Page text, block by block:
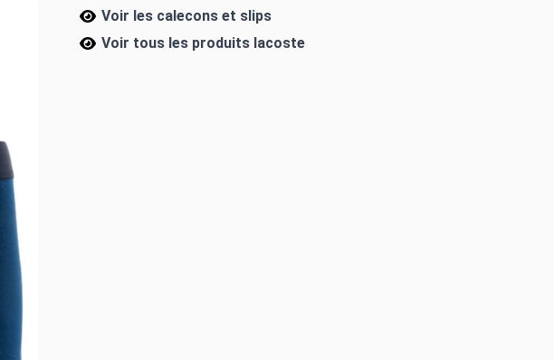
Voir les calecons et slips
Voir tous les produits lacoste